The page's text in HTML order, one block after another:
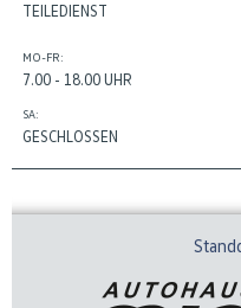
TEILEDIENST
MO-FR:
7.00 - 18.00 UHR
SA:
GESCHLOSSEN